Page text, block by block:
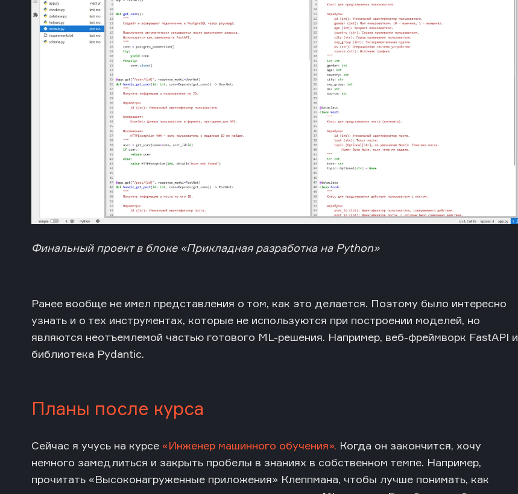
Финальный проект в блоке «Прикладная разработка на Python»
Ранее вообще не имел представления о том, как это делается. Поэтому было интересно
узнать и о тех инструментах, которые не используются при построении моделей, но
являются неотъемлемой частью готового ML-решения. Например, веб-фреймворк FastAPI и
библиотека Pydantic.
Планы после курса
Сейчас я учусь на курсе «Инженер машинного обучения». Когда он закончится, хочу
немного замедлиться и закрыть пробелы в знаниях в собственном темпе. Например,
прочитать «Высоконагруженные приложения» Клеппмана, чтобы лучше понимать, как